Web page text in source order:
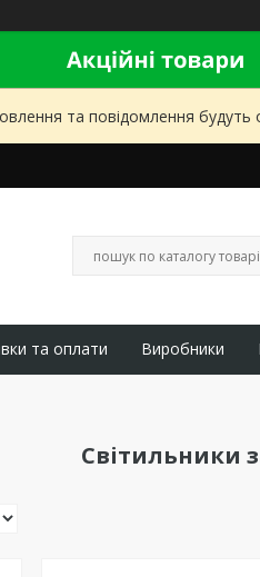
та повідомлення
та оплати Виробники
Світильники